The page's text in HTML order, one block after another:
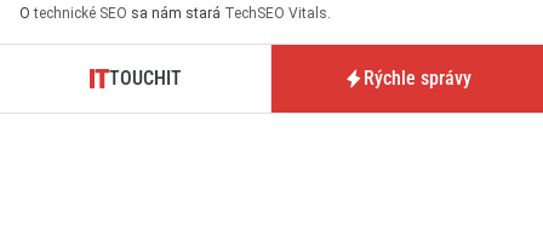
Otechnické SEO sa nám stará TechSEO Vitals.
TOUCHIT Rýchle správy